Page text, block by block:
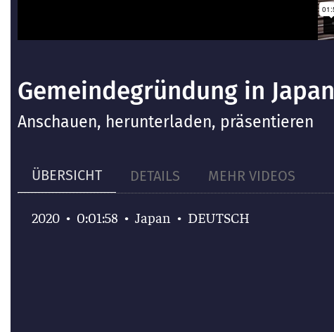
Gemeindegründung in Japan
Anschauen, herunterladen, präsentieren
ÜBERSICHT DETAILS MEHR VIDEOS
2020 • 0:01:58 • Japan • DEUTSCH